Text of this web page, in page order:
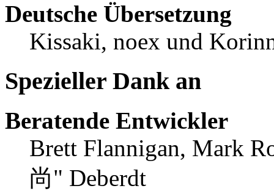
Deutsche Übersetzung
Kissaki, noex und
Spezieller Dank an
Beratende Entwickler
Brett Flannigan, Mark
尚" Deberdt